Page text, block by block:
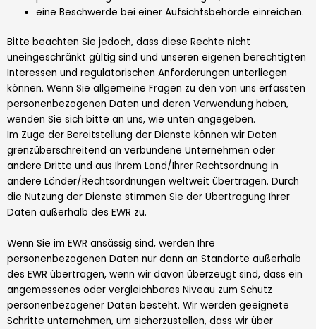
eine Beschwerde bei einer Aufsichtsbehörde einreichen.
Bitte beachten Sie jedoch, dass diese Rechte nicht
uneingeschränkt gültig sind und unseren eigenen berechtigten
Interessen und regulatorischen Anforderungen unterliegen
können. Wenn Sie allgemeine Fragen zu den von uns erfassten
personenbezogenen Daten und deren Verwendung haben,
wenden Sie sich bitte an uns, wie unten angegeben.
Im Zuge der Bereitstellung der Dienste können wir Daten
grenzüberschreitend an verbundene Unternehmen oder
andere Dritte und aus Ihrem Land/Ihrer Rechtsordnung in
andere Länder/Rechtsordnungen weltweit übertragen. Durch
die Nutzung der Dienste stimmen Sie der Übertragung Ihrer
Daten außerhalb des EWR zu.
Wenn Sie im EWR ansässig sind, werden Ihre
personenbezogenen Daten nur dann an Standorte außerhalb
des EWR übertragen, wenn wir davon überzeugt sind, dass ein
angemessenes oder vergleichbares Niveau zum Schutz
personenbezogener Daten besteht. Wir werden geeignete
Schritte unternehmen, um sicherzustellen, dass wir über